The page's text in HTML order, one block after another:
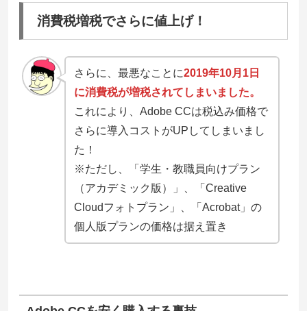
消費税増税でさらに値上げ！
さらに、最悪なことに2019年10月1日
に消費税が増税されてしまいました。
これにより、Adobe CCは税込み価格で
さらに導入コストがUPしてしまいまし
た！
※ただし、「学⽣・教職員向けプラン
（アカデミック版）」、「Creative
Cloudフォトプラン」、「Acrobat」の
個⼈版プランの価格は据え置き